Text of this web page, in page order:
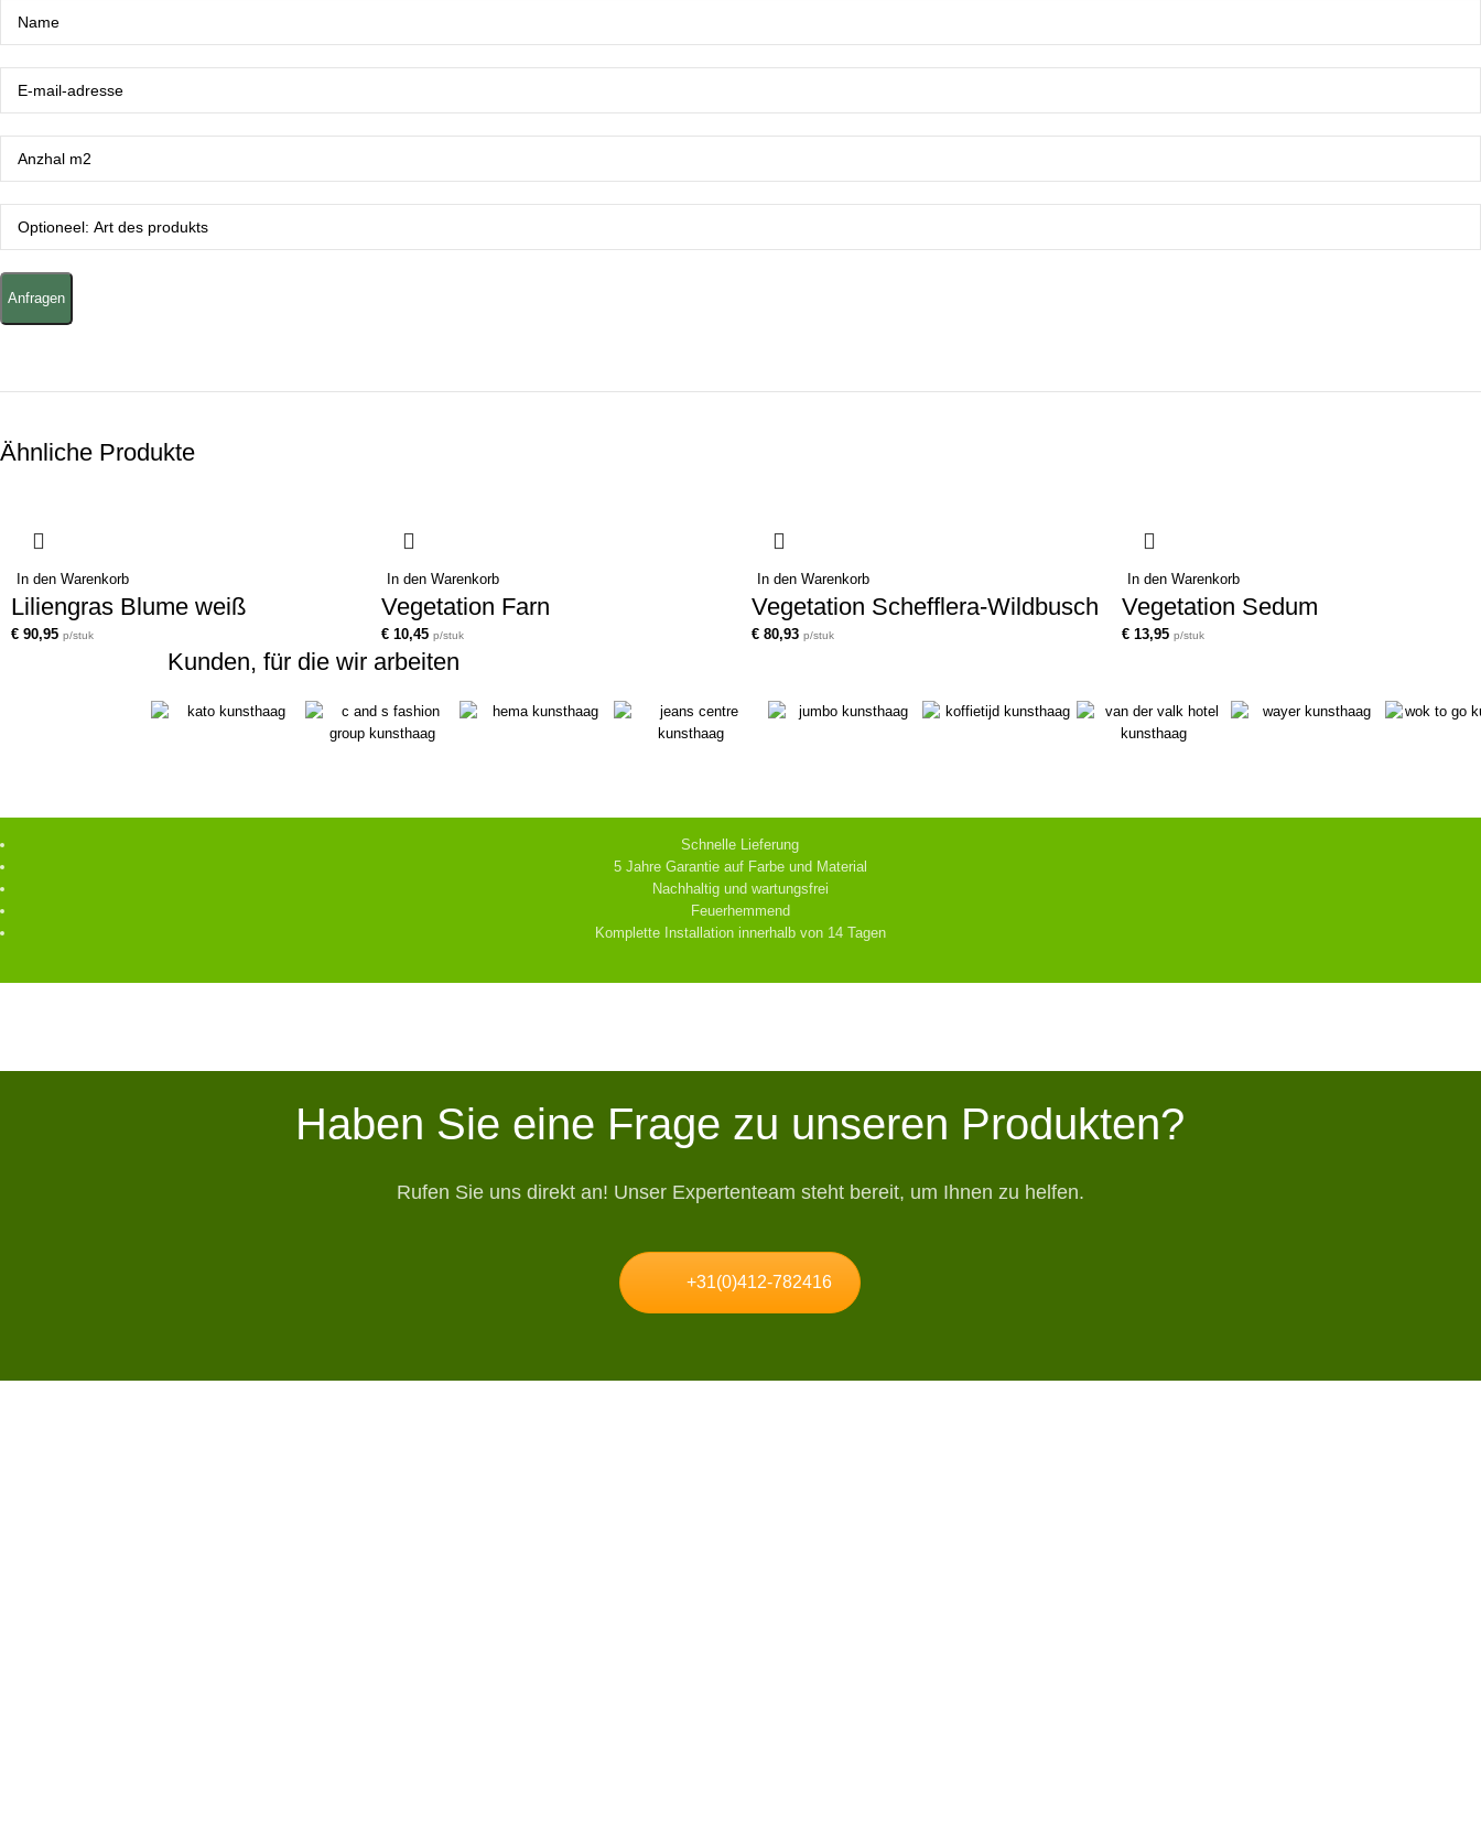
Ähnliche Produkte
In den Warenkorb
Liliengras Blume weiß
€ 90,95 p/stuk
In den Warenkorb
Vegetation Farn
€ 10,45 p/stuk
In den Warenkorb
Vegetation Schefflera-Wildbusch
€ 80,93 p/stuk
In den Warenkorb
Vegetation Sedum
€ 13,95 p/stuk
Kunden, für die wir arbeiten
Schnelle Lieferung
5 Jahre Garantie auf Farbe und Material
Nachhaltig und wartungsfrei
Feuerhemmend
Komplette Installation innerhalb von 14 Tagen
Haben Sie eine Frage zu unseren Produkten?
Rufen Sie uns direkt an! Unser Expertenteam steht bereit, um Ihnen zu helfen.
+31(0)412-782416